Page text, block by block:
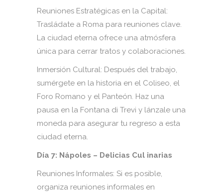
Reuniones Estratégicas en la Capital:
Trasládate a Roma para reuniones clave.
La ciudad eterna ofrece una atmósfera
única para cerrar tratos y colaboraciones.
Inmersión Cultural: Después del trabajo,
sumérgete en la historia en el Coliseo, el
Foro Romano y el Panteón. Haz una
pausa en la Fontana di Trevi y lánzale una
moneda para asegurar tu regreso a esta
ciudad eterna.
Día 7: Nápoles – Delicias Cul inarias
Reuniones Informales: Si es posible,
organiza reuniones informales en